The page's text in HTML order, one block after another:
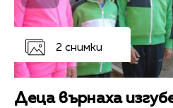
2 снимки
Деца върнаха